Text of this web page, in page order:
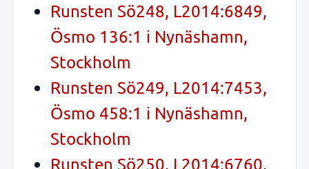
Runsten Sö248, L2014:6849,
Ösmo 136:1 i Nynäshamn,
Stockholm
Runsten Sö249, L2014:7453,
Ösmo 458:1 i Nynäshamn,
Stockholm
Runsten Sö250, L2014:6760,